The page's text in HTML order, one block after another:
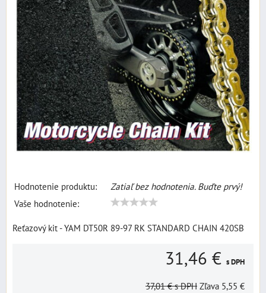
Hodnotenie produktu:
Zatiaľ bez hodnotenia. Buďte prvý!
Vaše hodnotenie:
Reťazový kit - YAM DT50R 89-97 RK STANDARD CHAIN 420SB
31,46 € s DPH
37,01 € s DPH Zľava 5,55 €